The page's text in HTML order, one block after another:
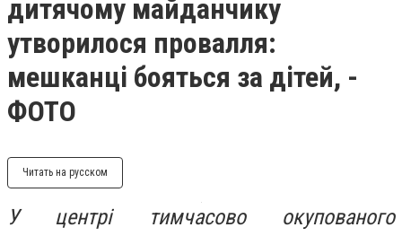
дитячому майданчику
утворилося провалля:
мешканці бояться за дітей, -
ФОТО
Читать на русском
У центрі тимчасово окупованого